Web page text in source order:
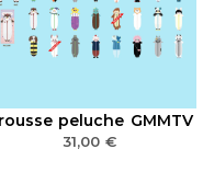
peluche GMMTV
31,00 €